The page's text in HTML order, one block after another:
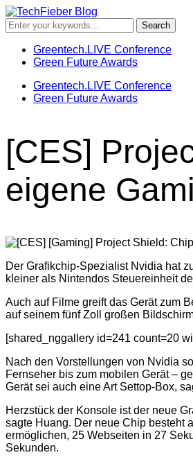
Greentech.LIVE Conference
Green Future Awards
Greentech.LIVE Conference
Green Future Awards
[CES]
eigene
Der Grafikchip-Spezialist Nvidia hat
kleiner als Nintendos Steuereinheit
Auch auf Filme greift das Gerät zum
auf seinem fünf Zoll großen
[shared_nggallery id=241 count=20
Nach den Vorstellungen von Nvidia
Fernseher bis zum mobilen Gerät –
Gerät sei auch eine Art Settop-Box,
Herzstück der Konsole ist der neue
sagte Huang. Der neue Chip besteht
ermöglichen, 25 Webseiten in 27
Sekunden.